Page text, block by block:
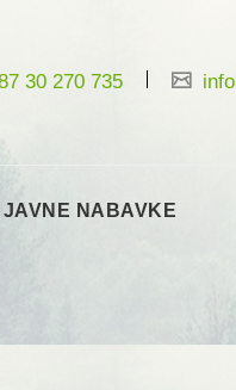
30 270 735
JAVNE NABAVKE